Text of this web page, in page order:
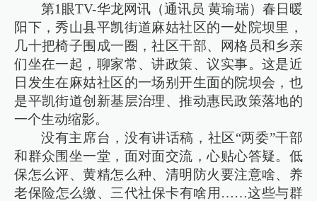
第1眼TV-华龙网讯（通讯员 黄瑜瑞）春日暖
阳下，秀山县平凯街道麻姑社区的一处院坝里，
几十把椅子围成一圈，社区干部、网格员和乡亲
们坐在一起，聊家常、讲政策、议实事。这是近
日发生在麻姑社区的一场别开生面的院坝会，也
是平凯街道创新基层治理、推动惠民政策落地的
一个生动缩影。
没有主席台，没有讲话稿，社区“两委”干部
和群众围坐一堂，面对面交流，心贴心答疑。低
保怎么评、黄精怎么种、清明防火要注意啥、养
老保险怎么缴、三代社保卡有啥用……这些与群